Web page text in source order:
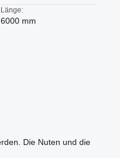
Länge:
6000 mm
Die Nuten und die